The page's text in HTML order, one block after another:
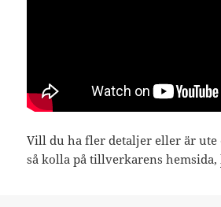
Vill du ha fler detaljer eller är ute
så kolla på tillverkarens hemsida,